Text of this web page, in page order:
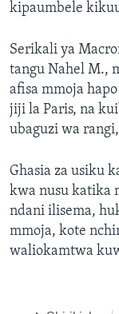
kipaumbele
Serikali ya
tangu Nahel M.,
afisa mmoja
jiji la Paris, na
ubaguzi wa
Ghasia za usiku
kwa nusu katika
ndani ilisema,
mmoja, kote
waliokamtwa